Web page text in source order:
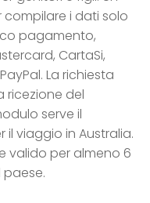
i dati solo
pagamento,
CartaSi,
La richiesta
ricezione del
serve il
viaggio in Australia.
valido per almeno 6